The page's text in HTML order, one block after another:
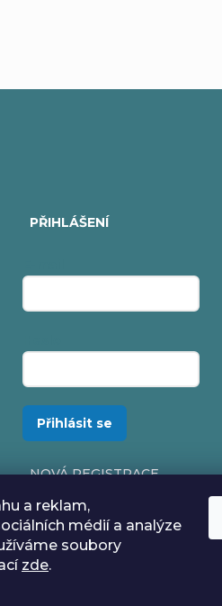
a reklam,
médií a analýze
soubory
zde.
PŘIHLÁŠENÍ
Přihlásit se
NOVÁ REGISTRACE
ZAPOMENUTÉ HESLO